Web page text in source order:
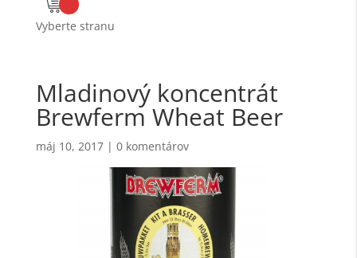
Vyberte stranu
Mladinový koncentrát
Brewferm Wheat Beer
máj 10, 2017| 0 komentárov